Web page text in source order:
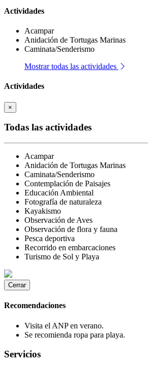
Actividades
Acampar
Anidación de Tortugas Marinas
Caminata/Senderismo
Mostrar todas las actividades
Actividades
×
Todas las actividades
Acampar
Anidación de Tortugas Marinas
Caminata/Senderismo
Contemplación de Paisajes
Educación Ambiental
Fotografía de naturaleza
Kayakismo
Observación de Aves
Observación de flora y fauna
Pesca deportiva
Recorrido en embarcaciones
Turismo de Sol y Playa
Cerrar
Recomendaciones
Visita el ANP en verano.
Se recomienda ropa para playa.
Servicios